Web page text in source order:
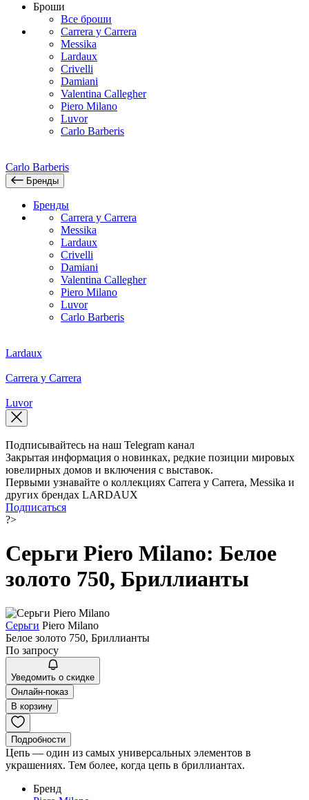
Броши
Все броши
Carrera y Carrera
Messika
Lardaux
Crivelli
Damiani
Valentina Callegher
Piero Milano
Luvor
Carlo Barberis
Carlo Barberis
Бренды
Бренды
Carrera y Carrera
Messika
Lardaux
Crivelli
Damiani
Valentina Callegher
Piero Milano
Luvor
Carlo Barberis
Lardaux
Carrera y Carrera
Luvor
Подписывайтесь на наш Telegram канал
Закрытая информация о новинках, редкие позиции мировых
ювелирных домов и включения с выставок.
Первыми узнавайте о коллекциях Carrera y Carrera, Messika и
других брендах LARDAUX
Подписаться
?>
Серьги Piero Milano: Белое
золото 750, Бриллианты
Серьги Piero Milano
Белое золото 750, Бриллианты
По запросу
Уведомить о скидке
Онлайн-показ
В корзину
Подробности
Цепь — один из самых универсальных элементов в
украшениях. Тем более, когда цепь в бриллиантах.
Бренд